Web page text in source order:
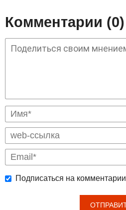
Комментарии (0)
Подписаться на комментарии